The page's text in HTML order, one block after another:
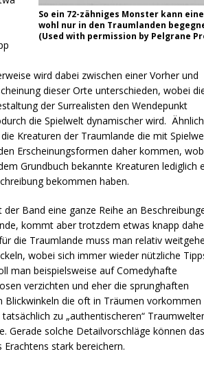
So ein 72-zähniges Monster kann
wohl nur in den Traumlanden
(Used with permission by Pelgrane
wird dabei zwischen einer Vorher und
dieser Orte unterschieden, wobei
der Surrealisten den Wendepunkt
die Spielwelt dynamischer wird.
Kreaturen der Traumlande die mit
Erscheinungsformen daher kommen,
Grundbuch bekannte Kreaturen lediglich
bekommen haben.
Band eine ganze Reihe an
kommt aber trotzdem etwas knapp
die Traumlande muss man relativ
wobei sich immer wieder nützliche
man beispielsweise auf Comedyhafte
verzichten und eher die sprunghaften
Blickwinkeln die oft in Träumen vorkommen
zu „authentischeren“
Gerade solche Detailvorschläge können
Erachtens stark bereichern.